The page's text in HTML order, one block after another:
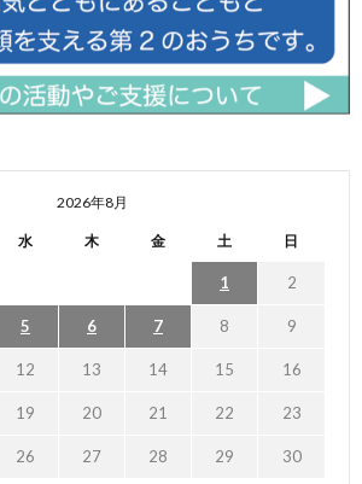
2026年8月
水 木 金 土 日
1 2
5 6 7 8 9
12 13 14 15 16
19 20 21 22 23
26 27 28 29 30